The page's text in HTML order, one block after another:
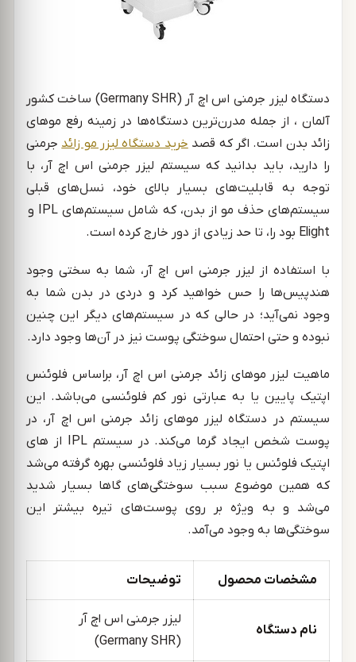
دستگاه لیزر جرمنی اس اچ آر (Germany SHR) ساخت کشور
آلمان ، از جمله مدرن‌ترین دستگاه‌ها در زمینه رفع موهای
زائد بدن است. اگر که قصدخرید دستگاه لیزر مو زائدجرمنی
را دارید، باید بدانید که سیستم لیزر جرمنی اس اچ آر، با
توجه به قابلیت‌های بسیار بالای خود، نسل‌های قبلی
سیستم‌های حذف مو از بدن، که شامل سیستم‌های IPL و
Elight بود را‌، تا حد زیادی از دور خارج کرده است.
با استفاده از لیزر جرمنی اس اچ آر، شما به سختی وجود
هندپیس‌ها را حس خواهید کرد و دردی در بدن شما به
وجود نمی‌آید؛ در حالی که در سیستم‌های دیگر این چنین
نبوده و حتی احتمال سوختگی پوست نیز در آن‌ها وجود دارد.
ماهیت لیزر موهای زائد جرمنی اس اچ آر، براساس فلوئنس
اپتیک پایین یا به عبارتی نور کم فلوئنسی می‌باشد. این
سیستم در دستگاه لیزر موهای زائد جرمنی اس اچ آر، در
پوست شخص ایجاد گرما می‌کند. در سیستم IPL از های
اپتیک فلوئنس یا نور بسیار زیاد فلوئنسی بهره گرفته می‌شد
که همین موضوع سبب سوختگی‌های گاها بسیار شدید
می‌شد و به ویژه بر روی پوست‌های تیره بیشتر این
سوختگی‌ها به وجود می‌آمد.
مشخصات محصول توضیحات
نام دستگاه
لیزر جرمنی اس اچ آر
(Germany SHR)